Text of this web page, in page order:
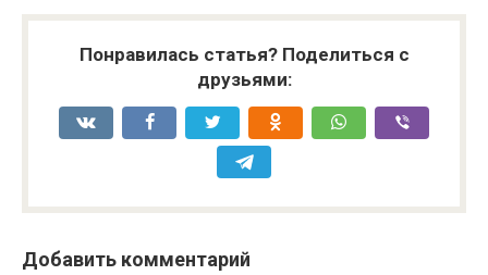
Понравилась статья? Поделиться с
друзьями:
Добавить комментарий